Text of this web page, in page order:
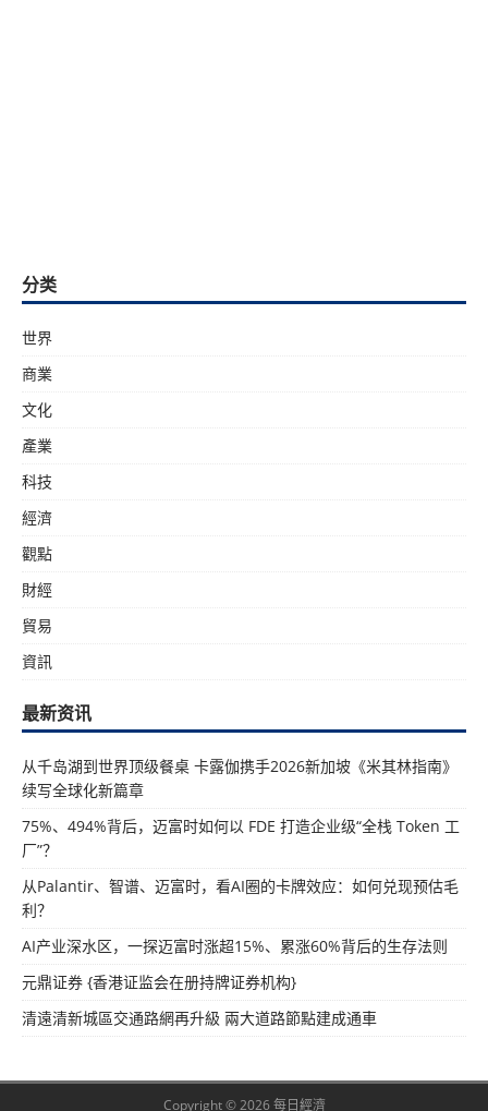
分类
世界
商業
文化
產業
科技
經濟
觀點
財經
貿易
資訊
最新资讯
从千岛湖到世界顶级餐桌 卡露伽携手2026新加坡《米其林指南》
续写全球化新篇章
75%、494%背后，迈富时如何以 FDE 打造企业级“全栈 Token 工
厂”？
从Palantir、智谱、迈富时，看AI圈的卡牌效应：如何兑现预估毛
利？
AI产业深水区，一探迈富时涨超15%、累涨60%背后的生存法则
元鼎证券 {香港证监会在册持牌证券机构}
清遠清新城區交通路網再升級 兩大道路節點建成通車
Copyright © 2026 每日經濟